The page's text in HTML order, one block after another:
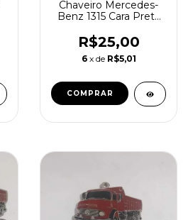
Chaveiro Mercedes-
Benz 1315 Cara Preta
R$25,00
6 x de R$5,01